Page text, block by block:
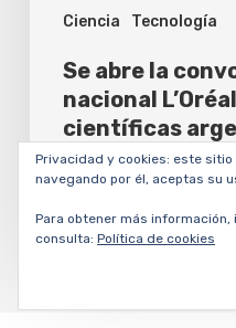
Ciencia Tecnología
para
científicas
argentinas
Se abre la
nacional
científicas
César
Privacidad y cookies: este sitio
navegando por él, aceptas su
Para obtener más
consulta: Política de cookies